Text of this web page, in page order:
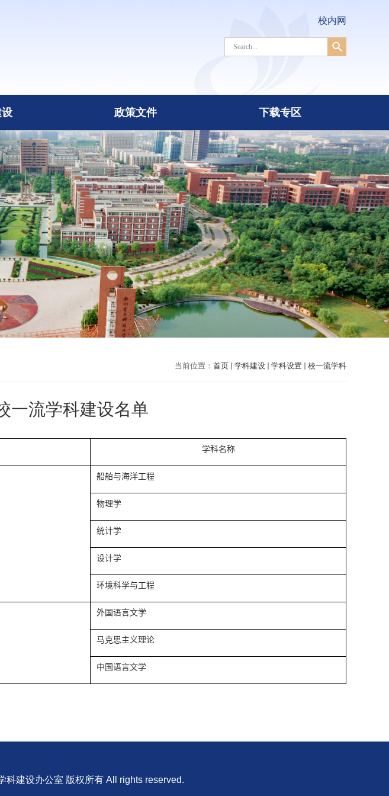
校内网
政策文件 下载专区
当前位置： 首页 学科建设 学科设置 校一流学科
一流学科建设名单
学科名称
船舶与海洋工程
物理学
统计学
设计学
环境科学与工程
外国语言文学
马克思主义理论
中国语言文学
建设办公室 版权所有 All rights reserved.